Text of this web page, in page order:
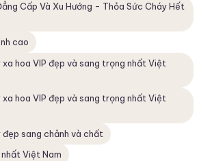
Cấp Và Xu Hướng - Thỏa Sức Cháy Hết
cao
xa hoa VIP đẹp và sang trọng nhất Việt
xa hoa VIP đẹp và sang trọng nhất Việt
đẹp sang chảnh và chất
Việt Nam